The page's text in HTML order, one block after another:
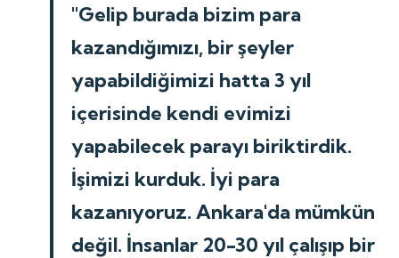
"Gelip burada bizim para
kazandığımızı, bir şeyler
yapabildiğimizi hatta 3 yıl
içerisinde kendi evimizi
yapabilecek parayı biriktirdik.
İşimizi kurduk. İyi para
kazanıyoruz. Ankara'da mümkün
değil. İnsanlar 20-30 yıl çalışıp bir